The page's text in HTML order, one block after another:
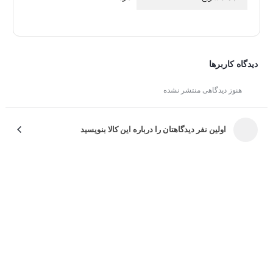
دیدگاه کاربرها
هنوز دیدگاهی منتشر نشده
اولین نفر دیدگاهتان را درباره این کالا بنویسید